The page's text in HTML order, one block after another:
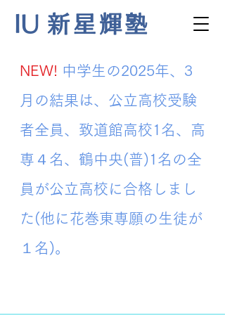
NEW! 中学生の2025年、3
月の結果は、公立高校受験
者全員、致道館高校1名、高
専４名、鶴中央(普)1名の全
員が公立高校に合格しまし
た(他に花巻東専願の生徒が
１名)。
IU 新星輝塾